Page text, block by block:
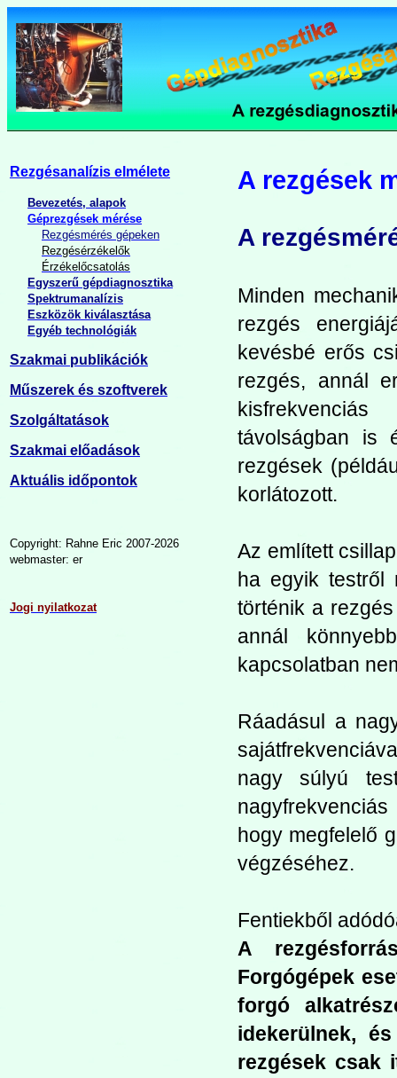
Rezgésanalízis elmélete
Bevezetés, alapok
Géprezgések mérése
Rezgésmérés gépeken
Rezgésérzékelők
Érzékelőcsatolás
Egyszerű gépdiagnosztika
Spektrumanalízis
Eszközök kiválasztása
Egyéb technológiák
Szakmai publikációk
Műszerek és szoftverek
Szolgáltatások
Szakmai előadások
Aktuális időpontok
Copyright: Rahne Eric 2007-2026
webmaster: er
Jogi nyilatkozat
A rezgések
A
Minden
rezgés
kevésbé erős
rezgés, annál
távolságban is
rezgések
korlátozott.
Az említett
ha egyik testről
történik a
annál
kapcsolatban
Ráadásul a
nagy súlyú
hogy megfelelő
végzéséhez.
Fentiekből
A
Forgógépek
forgó
idekerülnek,
rezgések csak